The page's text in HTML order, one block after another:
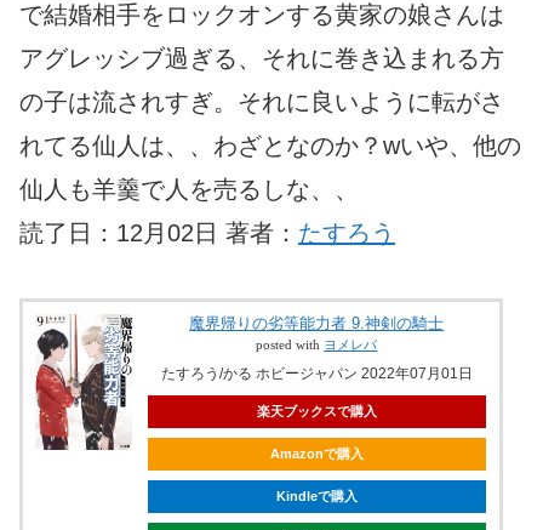
で結婚相手をロックオンする黄家の娘さんは
アグレッシブ過ぎる、それに巻き込まれる方
の子は流されすぎ。それに良いように転がさ
れてる仙人は、、わざとなのか？wいや、他の
仙人も羊羹で人を売るしな、、
読了日：12月02日 著者： たすろう
魔界帰りの劣等能力者 9.神剣の騎士
posted with ヨメレバ
たすろう/かる ホビージャパン 2022年07月01日
楽天ブックスで購入
Amazonで購入
Kindleで購入